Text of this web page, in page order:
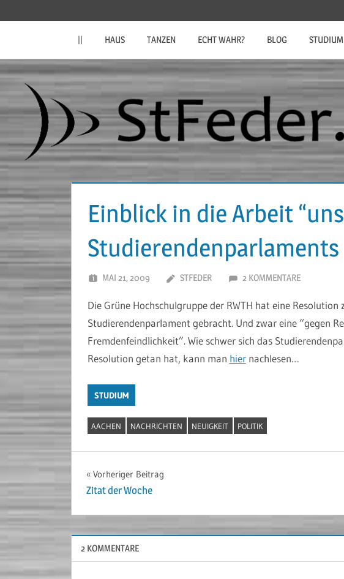
StFeder.de
|| HAUS TANZEN ECHT WAHR? BLOG STUDIUM
Einblick in die Arbeit
Studierendenparlaments
MAI 21, 2009 STFEDER 2 KOMMENTARE
Die Grüne Hochschulgruppe der RWTH hat eine
Studierendenparlament gebracht. Und zwar eine “gegen
Fremdenfeindlichkeit”. Wie schwer sich das
Resolution getan hat, kann man hiernachlesen…
STUDIUM
AACHEN NACHRICHTEN NEUIGKEIT POLITIK
Beitragsnavigation
Vorheriger Beitrag
Zitat der Woche
2 KOMMENTARE